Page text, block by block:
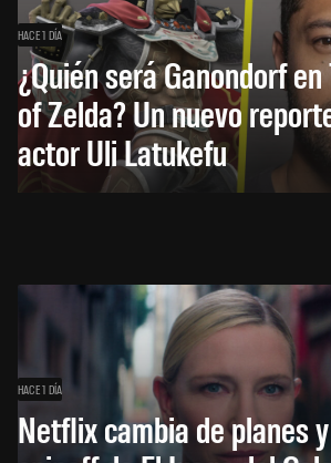
HACE 1 DÍA
¿Quién será Ganondorf
of Zelda? Un nuevo
actor Uli Latukefu
HACE 1 DÍA
Netflix cambia de planes